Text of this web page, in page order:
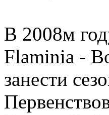
В 2008м
Flaminia -
занести